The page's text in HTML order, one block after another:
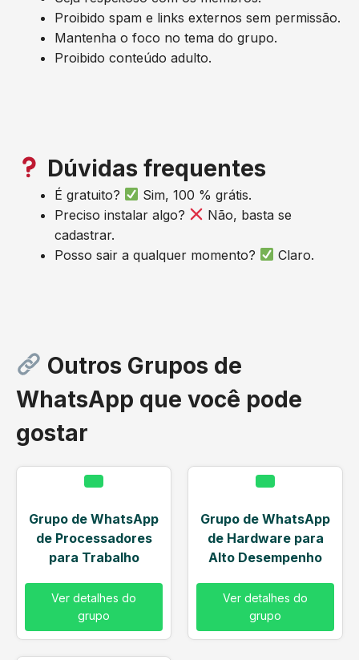
Proibido spam e links externos sem permissão.
Mantenha o foco no tema do grupo.
Proibido conteúdo adulto.
Dúvidas frequentes
É gratuito?
Sim, 100 % grátis.
Preciso instalar algo?
Não, basta se
cadastrar.
Posso sair a qualquer momento?
Claro.
Outros Grupos de
WhatsApp que você pode
gostar
Grupo de WhatsApp
de Processadores
para Trabalho
Ver detalhes do
grupo
Grupo de WhatsApp
de Hardware para
Alto Desempenho
Ver detalhes do
grupo